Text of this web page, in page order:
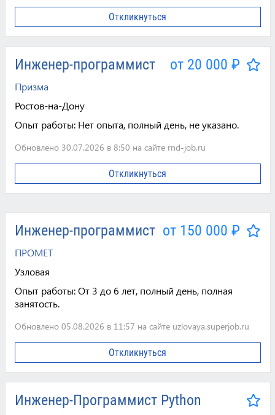
Откликнуться
Инженер-программист от 20 000 ₽
Призма
Ростов-на-Дону
Опыт работы: Нет опыта, полный день, не указано.
Обновлено 30.07.2026 в 8:50 на сайте rnd-job.ru
Откликнуться
Инженер-программист от 150 000 ₽
ПРОМЕТ
Узловая
Опыт работы:От 3 до 6 лет, полный день, полная
занятость.
Обновлено 05.08.2026 в 11:57 на сайте uzlovaya.superjob.ru
Откликнуться
Инженер-Программист Python